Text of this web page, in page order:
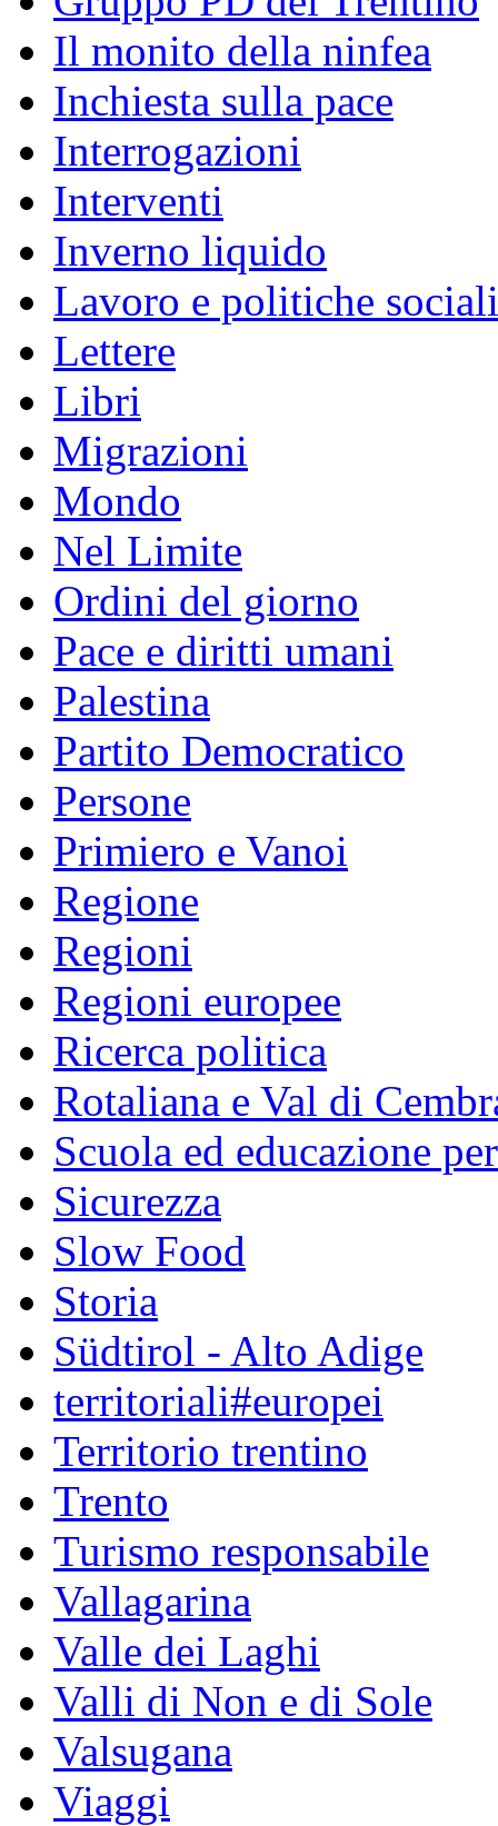
Il monito della ninfea
Inchiesta sulla pace
Interrogazioni
Interventi
Inverno liquido
Lavoro e politiche sociali
Lettere
Libri
Migrazioni
Mondo
Nel Limite
Ordini del giorno
Pace e diritti umani
Palestina
Partito Democratico
Persone
Primiero e Vanoi
Regione
Regioni
Regioni europee
Ricerca politica
Rotaliana e Val di
Scuola ed educazione
Sicurezza
Slow Food
Storia
Südtirol - Alto Adige
territoriali#europei
Territorio trentino
Trento
Turismo responsabile
Vallagarina
Valle dei Laghi
Valli di Non e di Sole
Valsugana
Viaggi